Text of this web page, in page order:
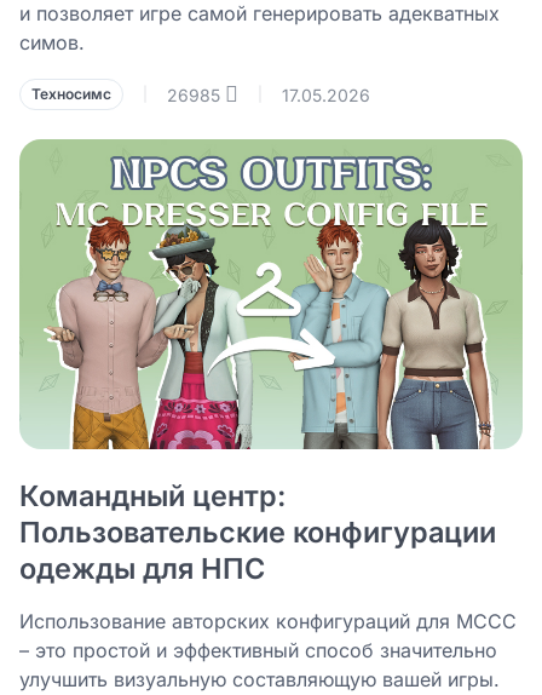
и позволяет игре самой генерировать адекватных
симов.
Техносимс 26985 17.05.2026
Командный центр:
Пользовательские конфигурации
одежды для НПС
Использование авторских конфигураций для MCCC
– это простой и эффективный способ значительно
улучшить визуальную составляющую вашей игры.